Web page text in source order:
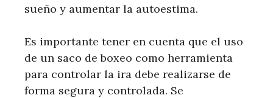
sueño y aumentar la autoestima.
Es importante tener en cuenta que el uso
de un saco de boxeo como herramienta
para controlar la ira debe realizarse de
forma segura y controlada. Se